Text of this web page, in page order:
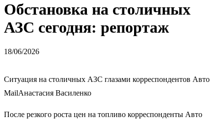
Обстановка на столичных
АЗС сегодня: репортаж
18/06/2026
Ситуация на столичных АЗС глазами корреспондентов Авто
MailАнастасия Василенко
После резкого роста цен на топливо корреспонденты Авто